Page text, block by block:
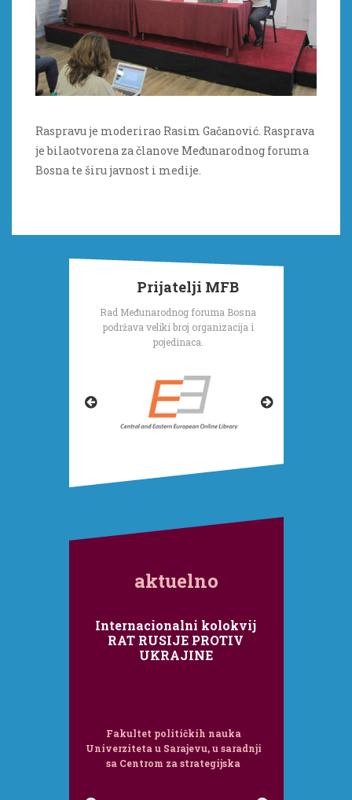
Raspravu je moderirao Rasim Gačanović. Rasprava
je bilaotvorena za članove Međunarodnog foruma
Bosna te širu javnost i medije.
Prijatelji MFB
Rad Međunarodnog foruma Bosna
podržava veliki broj organizacija i
pojedinaca.
aktuelno
Internacionalni kolokvij
RAT RUSIJE PROTIV
UKRAJINE
Fakultet političkih nauka
Univerziteta u Sarajevu, u saradnji
sa Centrom za strategijska